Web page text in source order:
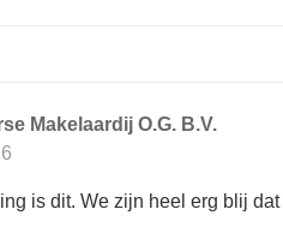
Makelaardij O.G. B.V.
is dit. We zijn heel erg blij